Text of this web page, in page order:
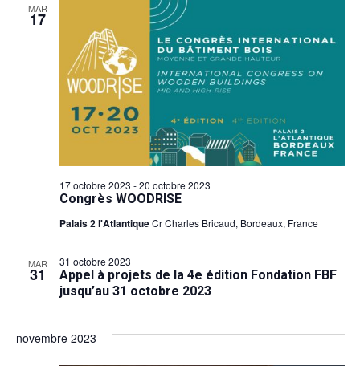
MAR
17
Congrès WOODRISE
17 octobre 2023 -20 octobre 2023
Palais 2 l'AtlantiqueCr Charles Bricaud, Bordeaux, France
MAR
31
Appel à projets de la 4e édition Fondation FBF
jusqu’au 31 octobre 2023
31 octobre 2023
novembre 2023